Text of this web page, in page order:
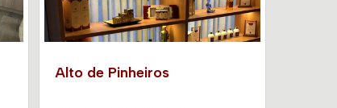
Alto de Pinheiros